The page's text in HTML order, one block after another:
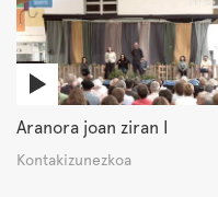
Aranora joan ziran I
Kontakizunezkoa